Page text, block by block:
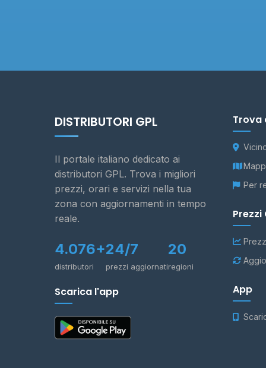
DISTRIBUTORI GPL
Il portale italiano dedicato ai
distributori GPL. Trova i migliori
prezzi, orari e servizi nella tua
zona con aggiornamenti in tempo
reale.
4.076+
distributori
24/7
prezzi aggiornati
20
regioni
Scarica l'app
Trova
Per
Prezzi
App